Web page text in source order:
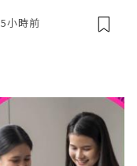
5小時前